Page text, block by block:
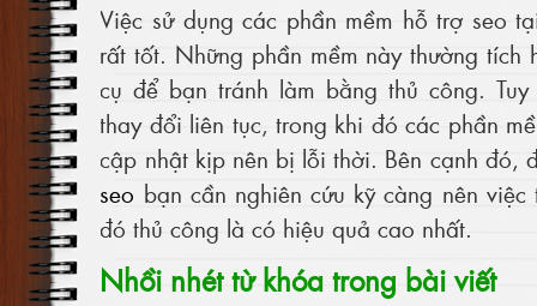
Việc sử dụng các phần mềm hỗ trợ seo
rất tốt. Những phần mềm này thường tích
cụ để bạn tránh làm bằng thủ công.
thay đổi liên tục, trong khi đó các phần
cập nhật kịp nên bị lỗi thời. Bên cạnh đó,
seo bạn cần nghiên cứu kỹ càng nên
đó thủ công là có hiệu quả cao nhất.
Nhồi nhét từ khóa trong bài viết